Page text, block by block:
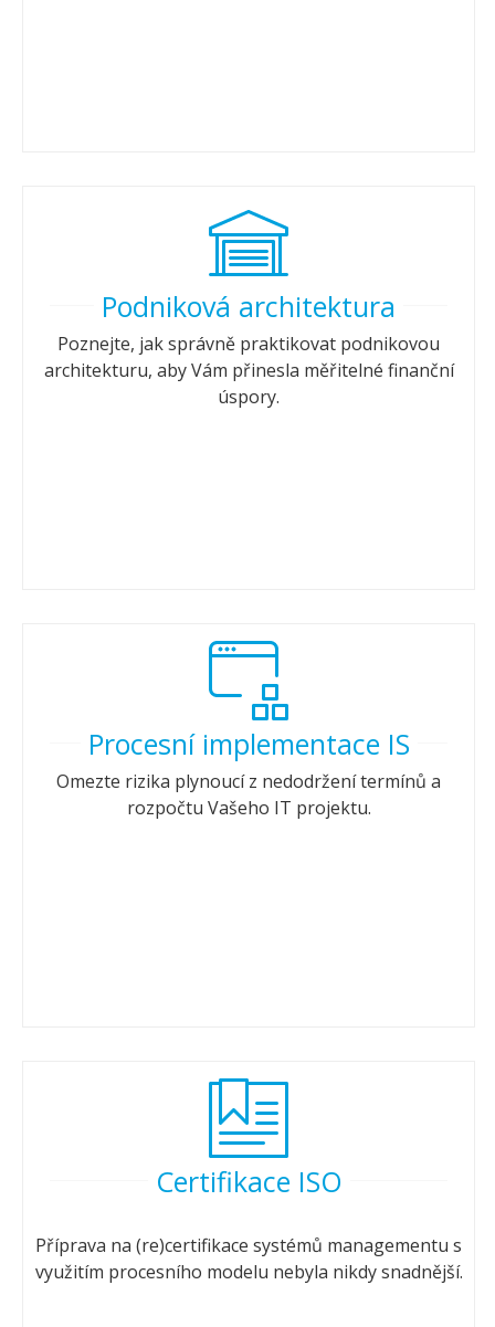
Podniková architektura
Poznejte, jak správně praktikovat podnikovou
architekturu, aby Vám přinesla měřitelné finanční
úspory.
Procesní implementace IS
Omezte rizika plynoucí z nedodržení termínů a
rozpočtu Vašeho IT projektu.
Certifikace ISO
Příprava na (re)certifikace systémů managementu s
využitím procesního modelu nebyla nikdy snadnější.